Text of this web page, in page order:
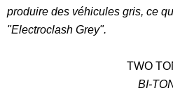
produire des véhicules gris, ce
"Electroclash Grey".
TWO
BI-